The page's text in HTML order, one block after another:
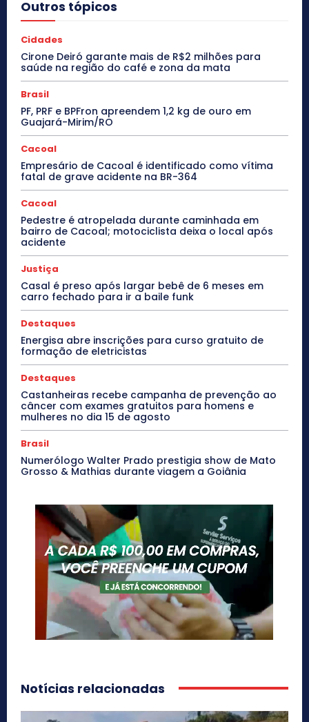
Outros tópicos
Cidades
Cirone Deiró garante mais de R$2 milhões para
saúde na região do café e zona da mata
Brasil
PF, PRF e BPFron apreendem 1,2 kg de ouro em
Guajará-Mirim/RO
Cacoal
Empresário de Cacoal é identificado como vítima
fatal de grave acidente na BR-364
Cacoal
Pedestre é atropelada durante caminhada em
bairro de Cacoal; motociclista deixa o local após
acidente
Justiça
Casal é preso após largar bebê de 6 meses em
carro fechado para ir a baile funk
Destaques
Energisa abre inscrições para curso gratuito de
formação de eletricistas
Destaques
Castanheiras recebe campanha de prevenção ao
câncer com exames gratuitos para homens e
mulheres no dia 15 de agosto
Brasil
Numerólogo Walter Prado prestigia show de Mato
Grosso & Mathias durante viagem a Goiânia
Notícias relacionadas